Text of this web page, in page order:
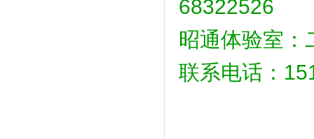
68322526
昭通体验室：
联系电话：